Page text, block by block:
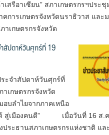
สรีอาเซียน” สภาเกษตรกรฯประชุ
การเกษตรจังหวัดนราธิวาส และ
าเกษตรกรจังหวัด
สัปดาห์วันศุกร์ที่ 19
ะจำสัปดาห์วันศุกร์ที่
เกษตรกรจังหวัด
บลำไยจากภาคเหนือ
ด้ สู่เมืองคนดี” เมื่อวันที่ 16 ส.ค
ประธานสภาเกษตรกรแห่งชาติ แล